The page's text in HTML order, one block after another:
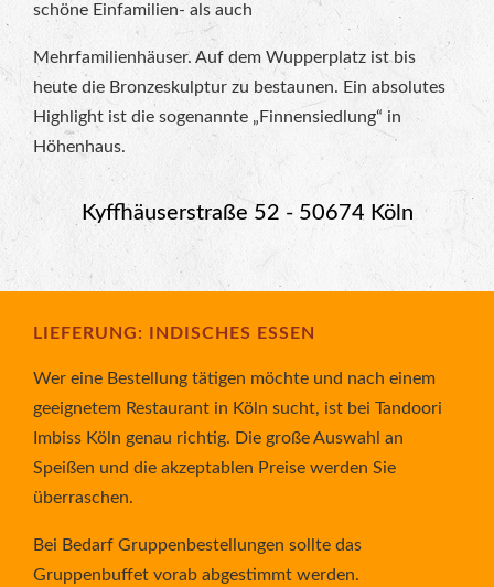
schöne Einfamilien- als auch
Mehrfamilienhäuser. Auf dem Wupperplatz ist bis
heute die Bronzeskulptur zu bestaunen. Ein absolutes
Highlight ist die sogenannte „Finnensiedlung“ in
Höhenhaus.
Kyffhäuserstraße 52 - 50674 Köln
LIEFERUNG: INDISCHES ESSEN
Wer eine Bestellung tätigen möchte und nach einem
geeignetem Restaurant in Köln sucht, ist bei Tandoori
Imbiss Köln genau richtig. Die große Auswahl an
Speißen und die akzeptablen Preise werden Sie
überraschen.
Bei Bedarf Gruppenbestellungen sollte das
Gruppenbuffet vorab abgestimmt werden.